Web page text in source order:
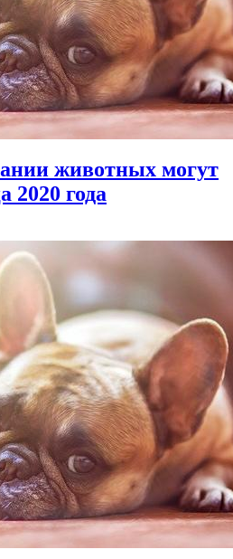
животных могут
2020 года